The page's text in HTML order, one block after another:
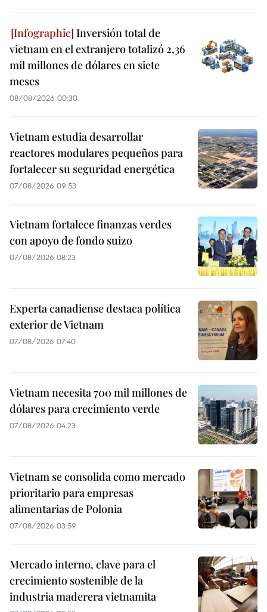
Inversión total de
vietnam en el extranjero totalizó 2,36
mil millones de dólares en siete
meses
08/08/2026 00:30
Vietnam estudia desarrollar
reactores modulares pequeños para
fortalecer su seguridad energética
07/08/2026 09:53
Vietnam fortalece finanzas verdes
con apoyo de fondo suizo
07/08/2026 08:23
Experta canadiense destaca política
exterior de Vietnam
07/08/2026 07:40
Vietnam necesita 700 mil millones de
dólares para crecimiento verde
07/08/2026 04:23
Vietnam se consolida como mercado
prioritario para empresas
alimentarias de Polonia
07/08/2026 03:59
Mercado interno, clave para el
crecimiento sostenible de la
industria maderera vietnamita